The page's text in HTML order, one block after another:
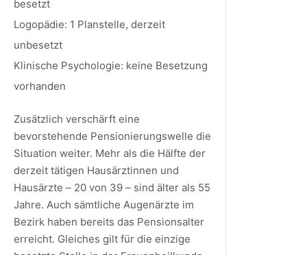
besetzt
Logopädie: 1 Planstelle, derzeit
unbesetzt
Klinische Psychologie: keine Besetzung
vorhanden
Zusätzlich verschärft eine
bevorstehende Pensionierungswelle die
Situation weiter. Mehr als die Hälfte der
derzeit tätigen Hausärztinnen und
Hausärzte – 20 von 39 – sind älter als 55
Jahre. Auch sämtliche Augenärzte im
Bezirk haben bereits das Pensionsalter
erreicht. Gleiches gilt für die einzige